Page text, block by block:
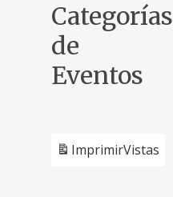
Categorías
de
Eventos
ImprimirVistas